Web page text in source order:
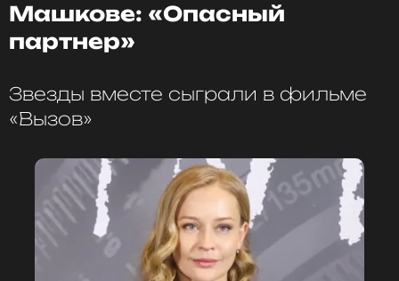
Машкове: «Опасный
партнер»
Звезды вместе сыграли в фильме
«Вызов»